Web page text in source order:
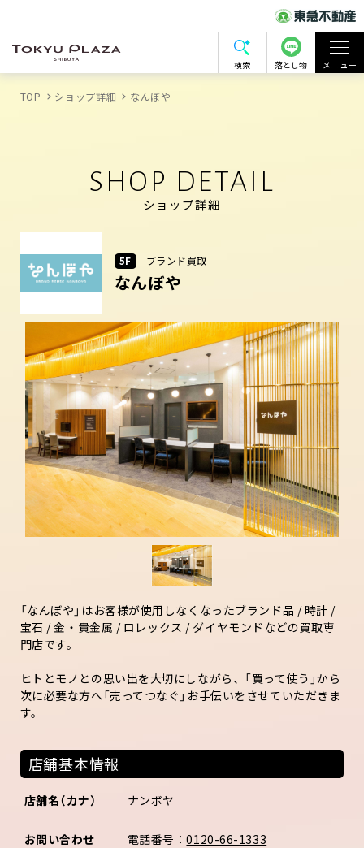
検索 落とし物 メニュー
TOP ショップ詳細 なんぼや
SHOP DETAIL
ショップ詳細
5F ブランド買取
なんぼや
「なんぼや」はお客様が使用しなくなったブランド品 / 時計 /
宝石 / 金・貴金属 / ロレックス / ダイヤモンドなどの買取専
門店です。
ヒトとモノとの思い出を大切にしながら、「買って使う」から
次に必要な方へ「売ってつなぐ」お手伝いをさせていただきま
す。
店舗基本情報
店舗名（カナ） ナンボヤ
お問い合わせ 電話番号：0120-66-1333